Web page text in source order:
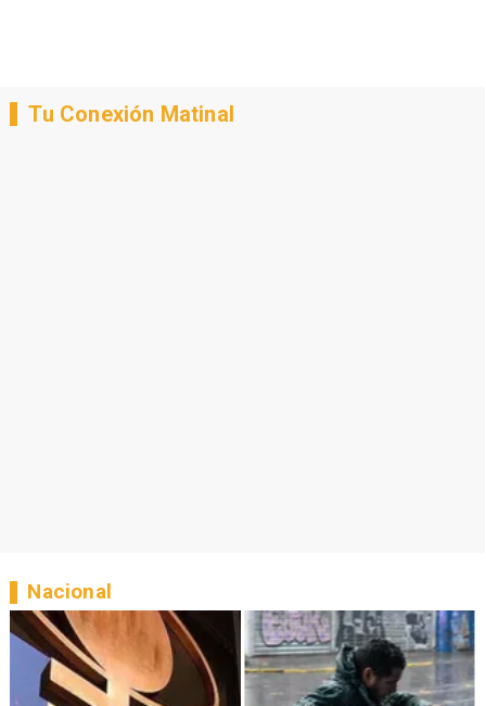
Tu Conexión Matinal
Nacional